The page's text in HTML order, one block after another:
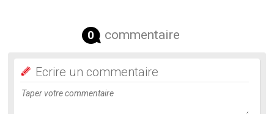
0 commentaire
Ecrire un commentaire